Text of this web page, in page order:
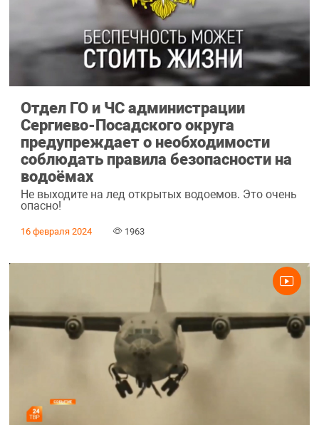
Отдел ГО и ЧС администрации
Сергиево-Посадского округа
предупреждает о необходимости
соблюдать правила безопасности на
водоёмах
Не выходите на лед открытых водоемов. Это очень
опасно!
16 февраля 2024 1963